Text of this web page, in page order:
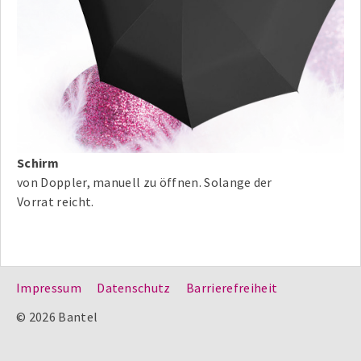
Schirm
von Doppler, manuell zu öffnen. Solange der
Vorrat reicht.
Impressum Datenschutz
Barrierefreiheit
© 2026 Bantel